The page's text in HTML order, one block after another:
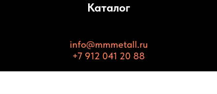
Каталог
info@mmmetall.ru
+7 912 041 20 88